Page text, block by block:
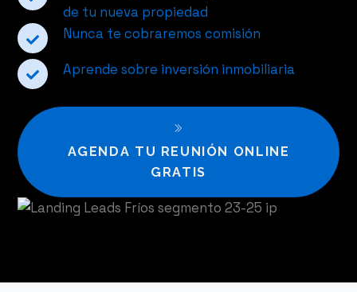
de tu nueva propiedad
Nunca te cobraremos comisión
Aprende sobre inversión inmobiliaria
AGENDA TU REUNIÓN ONLINE
GRATIS